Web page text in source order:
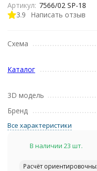
3.9 Написать отзыв
Артикул: 7566/02 SP-18
Схема
Каталог
3D модель
Бренд
Все характеристики
В наличии 23 шт.
Расчёт